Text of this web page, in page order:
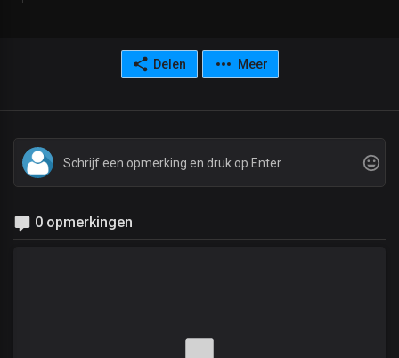
Delen Meer
0 opmerkingen